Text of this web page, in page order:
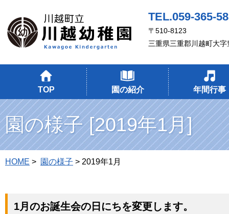
TEL.059-365-
〒510-8123
三重県三重郡川越町大
TOP 園の紹介 年間行事
園の様子 [2019年1月]
HOME > 園の様子 > 2019年1月
1月のお誕生会の日にちを変更します。